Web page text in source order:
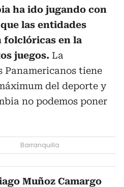
ha ido jugando con
las entidades
folclóricas en la
juegos. La
Panamericanos tiene
del deporte y
no podemos poner
Barranquilla
Muñoz Camargo